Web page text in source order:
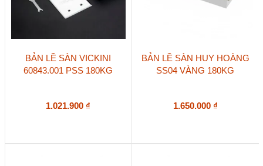
BẢN LỀ SÀN VICKINI
60843.001 PSS 180KG
1.021.900 ₫
BẢN LỀ SÀN HUY HOÀNG
SS04 VÀNG 180KG
1.650.000 ₫